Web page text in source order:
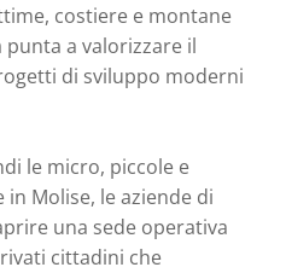
costiere e montane
punta a valorizzare il
di sviluppo moderni
le micro, piccole e
Molise, le aziende di
una sede operativa
cittadini che